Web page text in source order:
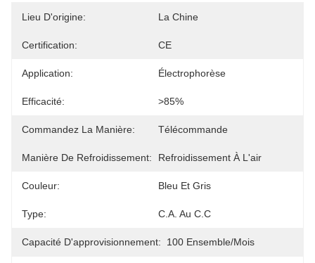
Lieu D'origine: La Chine
Certification: CE
Application: Électrophorèse
Efficacité: >85%
Commandez La Manière: Télécommande
Manière De Refroidissement: Refroidissement À L'air
Couleur: Bleu Et Gris
Type: C.A. Au C.C
Capacité D'approvisionnement: 100 Ensemble/mois